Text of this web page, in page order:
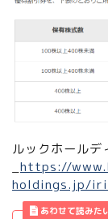
ルックホールデ
https://
holdings.jp/